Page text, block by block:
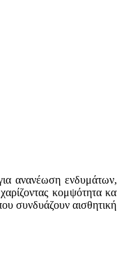
ανανέωση
συνδυάζουν